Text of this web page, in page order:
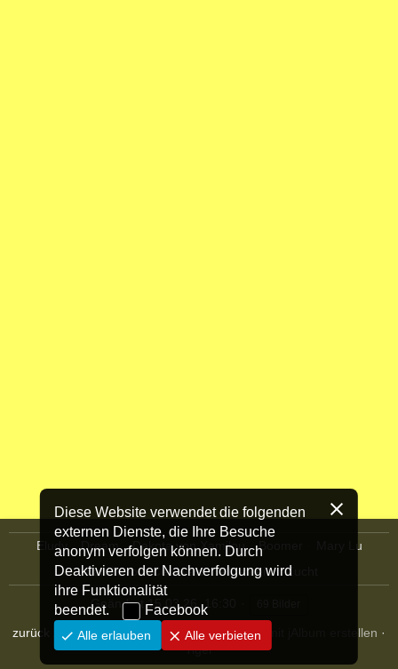
Eludy Dream Dakota von Xamilou Boomer
Mary Lu
Bandit vom Centwald
Allgemein Zucht
Geändert 15.03.26, 16:30
zurück zur Homepage·Fotoalbum Websites mit jAlbum erstellen ·
Tiger
Diese Website verwendet die folgenden
externen Dienste, die Ihre Besuche
anonym verfolgen können. Durch
Deaktivieren der Nachverfolgung wird
ihre Funktionalität
beendet.
Facebook
Alle erlauben Alle verbieten